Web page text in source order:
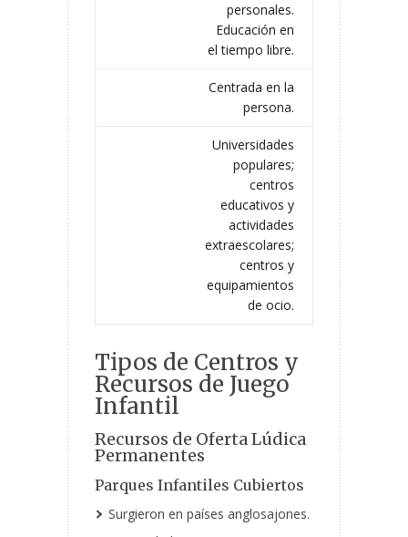
personales.
Educación en
el tiempo libre.
Centrada en la
persona.
Universidades
populares;
centros
educativos y
actividades
extraescolares;
centros y
equipamientos
de ocio.
Tipos de Centros y
Recursos de Juego
Infantil
Recursos de Oferta Lúdica
Permanentes
Parques Infantiles Cubiertos
Surgieron en países anglosajones.